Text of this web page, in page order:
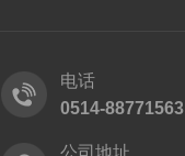
电话
0514-88771563
公司地址